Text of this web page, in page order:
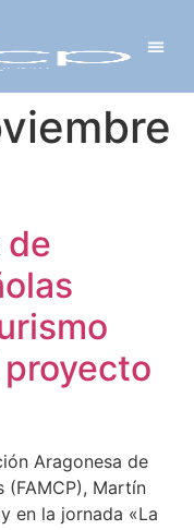
de
Aragonesa de
(FAMCP), Martín
en la jornada «La